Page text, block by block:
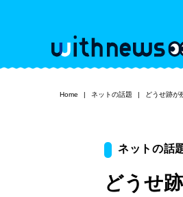
Home ネットの話題 どうせ跡が
ネットの話
どうせ